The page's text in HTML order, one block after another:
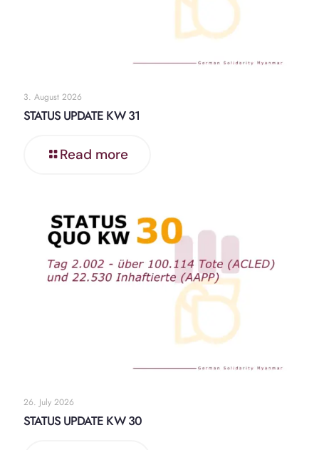
3. August 2026
STATUS UPDATE KW 31
Read more
26. July 2026
STATUS UPDATE KW 30